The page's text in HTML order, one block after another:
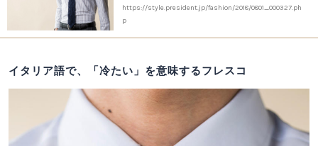
https://style.president.jp/fashion/2018/0801_000327.ph
p
イタリア語で、「冷たい」を意味するフレスコ